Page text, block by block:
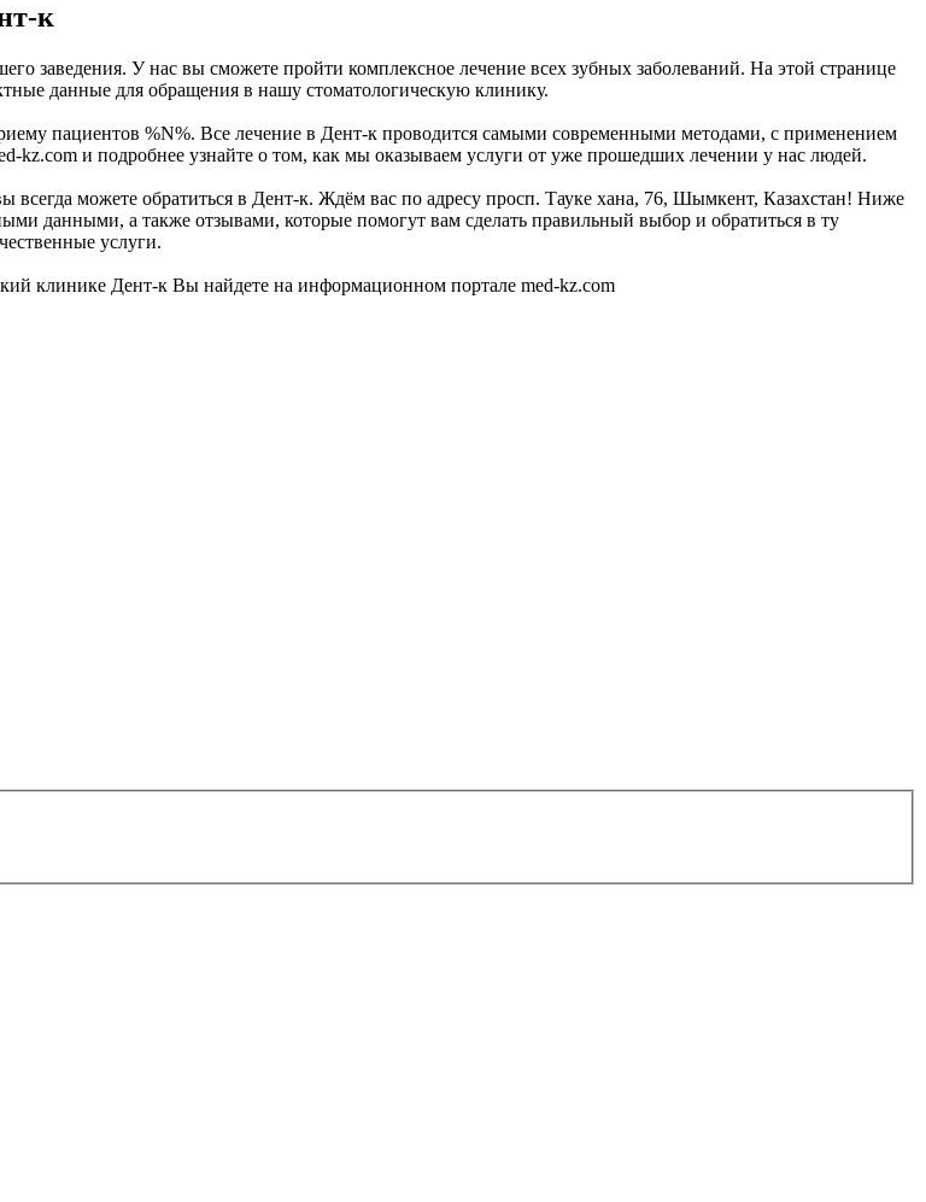
к
заведения. У нас вы сможете пройти комплексное лечение всех зубных заболеваний. На этой странице
данные для обращения в нашу стоматологическую клинику.
пациентов %N%. Все лечение в Дент-к проводится самыми современными методами, с применением
kz.com и подробнее узнайте о том, как мы оказываем услуги от уже прошедших лечении у нас людей.
можете обратиться в Дент-к. Ждём вас по адресу просп. Тауке хана, 76, Шымкент, Казахстан! Ниже
данными, а также отзывами, которые помогут вам сделать правильный выбор и обратиться в ту
услуги.
клинике Дент-к Вы найдете на информационном портале med-kz.com